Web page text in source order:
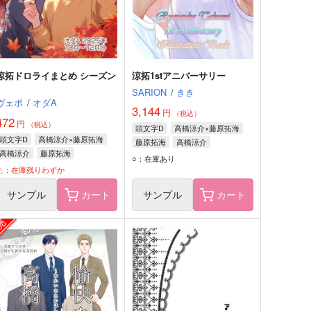
拓ドロライまとめ シーズン
ェポ / オダA
円 （税込）
頭文字D
高橋涼介×藤原拓海
高橋涼介
藤原拓海
在庫残りわずか
サンプル カート
涼拓1stアニバーサリー
SARION / きき
3,144 円 （税込）
頭文字D
高橋涼介×藤原拓海
藤原拓海
高橋涼介
○：在庫あり
サンプル カート